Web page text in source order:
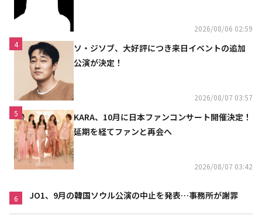
2026/08/06 02:59
4
ソ・ジソブ、大好評につき来日イベントの追加
公演が決定！
2026/08/07 03:57
5
KARA、10月に日本ファンコンサート開催決定！
延期を経てファンと再会へ
2026/08/07 03:42
6 JO1、9月の韓国ソウル公演の中止を発表…事務所が謝罪